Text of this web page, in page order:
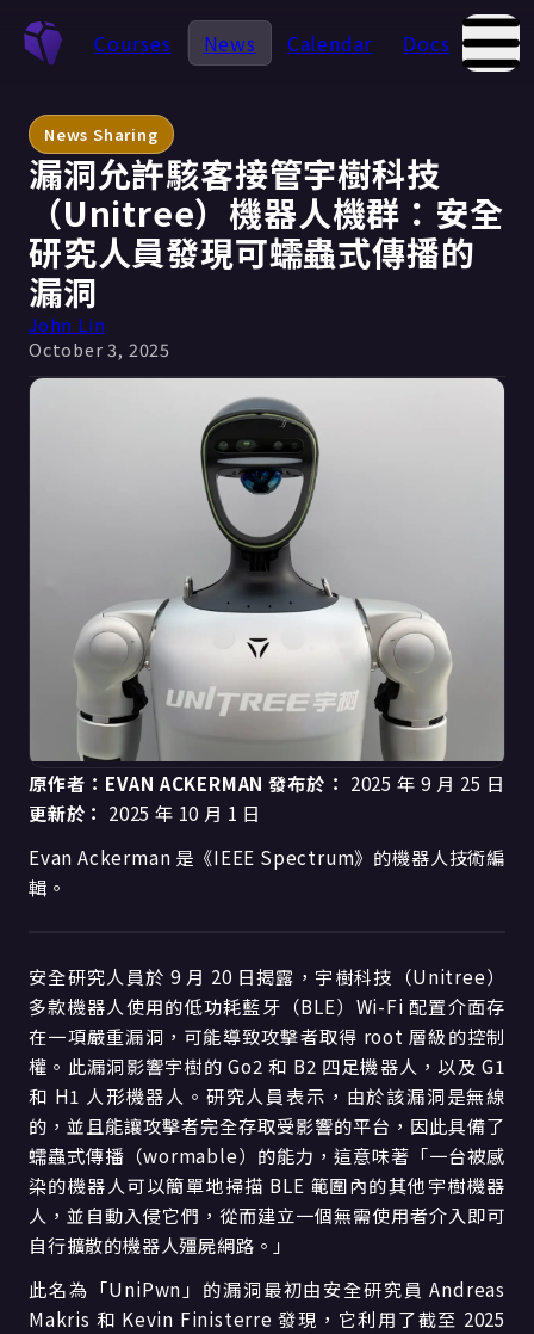
Courses News Calendar Docs
News Sharing
漏洞允許駭客接管宇樹科技
（Unitree）機器人機群：安全
研究人員發現可蠕蟲式傳播的
漏洞
John Lin
October 3, 2025
原作者：EVAN ACKERMAN 發布於： 2025 年 9 月 25 日
更新於： 2025 年 10 月 1 日
Evan Ackerman 是《IEEE Spectrum》的機器人技術編
輯。
安全研究人員於 9 月 20 日揭露，宇樹科技（Unitree）
多款機器人使用的低功耗藍牙（BLE）Wi-Fi 配置介面存
在一項嚴重漏洞，可能導致攻擊者取得 root 層級的控制
權。此漏洞影響宇樹的 Go2 和 B2 四足機器人，以及 G1
和 H1 人形機器人。研究人員表示，由於該漏洞是無線
的，並且能讓攻擊者完全存取受影響的平台，因此具備了
蠕蟲式傳播（wormable）的能力，這意味著「一台被感
染的機器人可以簡單地掃描 BLE 範圍內的其他宇樹機器
人，並自動入侵它們，從而建立一個無需使用者介入即可
自行擴散的機器人殭屍網路。」
此名為「UniPwn」的漏洞最初由安全研究員 Andreas
Makris 和 Kevin Finisterre 發現，它利用了截至 2025